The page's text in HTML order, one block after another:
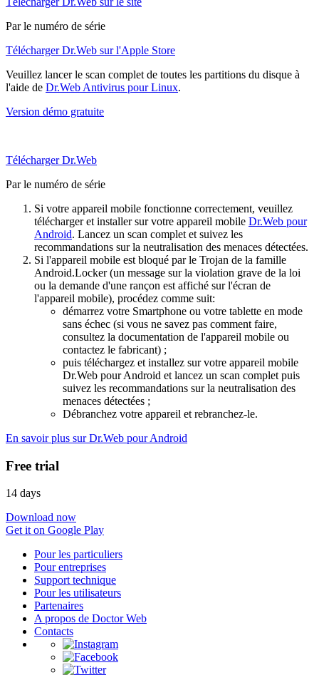
Par le numéro de série
Télécharger Dr.Web sur l'Apple Store
Veuillez lancer le scan complet de toutes les partitions du disque à
l'aide de Dr.Web Antivirus pour Linux.
Version démo gratuite
Télécharger Dr.Web
Par le numéro de série
Si votre appareil mobile fonctionne correctement, veuillez
télécharger et installer sur votre appareil mobile Dr.Web pour
Android. Lancez un scan complet et suivez les
recommandations sur la neutralisation des menaces détectées.
Si l'appareil mobile est bloqué par le Trojan de la famille
Android.Locker (un message sur la violation grave de la loi
ou la demande d'une rançon est affiché sur l'écran de
l'appareil mobile), procédez comme suit:
démarrez votre Smartphone ou votre tablette en mode
sans échec (si vous ne savez pas comment faire,
consultez la documentation de l'appareil mobile ou
contactez le fabricant) ;
puis téléchargez et installez sur votre appareil mobile
Dr.Web pour Android et lancez un scan complet puis
suivez les recommandations sur la neutralisation des
menaces détectées ;
Débranchez votre appareil et rebranchez-le.
En savoir plus sur Dr.Web pour Android
Free trial
14 days
Download now
Get it on Google Play
Pour les particuliers
Pour entreprises
Support technique
Pour les utilisateurs
Partenaires
A propos de Doctor Web
Contacts